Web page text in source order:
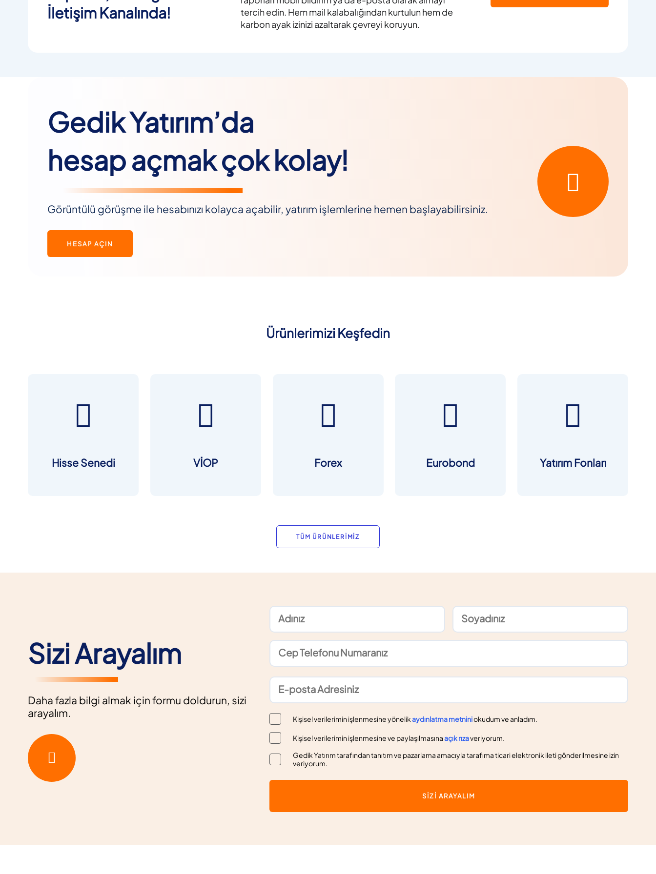
İletişim Kanalında!
tercih edin. Hem mail kalabalığından kurtulun hem de
karbon ayak izinizi azaltarak çevreyi koruyun.
Gedik Yatırım’da
hesap açmak çok kolay!
Görüntülü görüşme ile hesabınızı kolayca açabilir, yatırım işlemlerine hemen başlayabilirsiniz.
HESAP AÇIN
Ürünlerimizi Keşfedin
Hisse Senedi VİOP Forex Eurobond Yatırım Fonları
TÜM ÜRÜNLERİMİZ
Sizi Arayalım
Daha fazla bilgi almak için formu doldurun, sizi
arayalım.
Kişisel verilerimin işlenmesine yönelikaydınlatma metniniokudum ve anladım.
Kişisel verilerimin işlenmesine ve paylaşılmasınaaçık rızaveriyorum.
Gedik Yatırım tarafından tanıtım ve pazarlama amacıyla tarafıma ticari elektronik ileti gönderilmesine izin
veriyorum.
SİZİ ARAYALIM